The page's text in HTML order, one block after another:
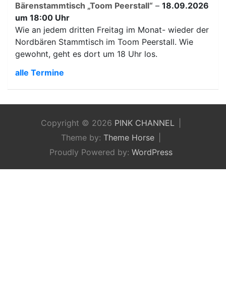
Bärenstammtisch „Toom Peerstall“ – 18.09.2026
um 18:00 Uhr
Wie an jedem dritten Freitag im Monat- wieder der
Nordbären Stammtisch im Toom Peerstall. Wie
gewohnt, geht es dort um 18 Uhr los.
alle Termine
Copyright © 2026 PINK CHANNEL
Theme by: Theme Horse
Proudly Powered by: WordPress